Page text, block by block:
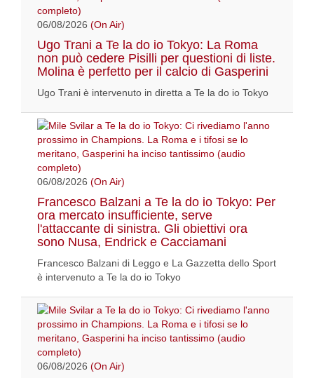
06/08/2026 (On Air)
Ugo Trani a Te la do io Tokyo: La Roma
non può cedere Pisilli per questioni di liste.
Molina è perfetto per il calcio di Gasperini
Ugo Trani è intervenuto in diretta a Te la do io Tokyo
06/08/2026 (On Air)
Francesco Balzani a Te la do io Tokyo: Per
ora mercato insufficiente, serve
l'attaccante di sinistra. Gli obiettivi ora
sono Nusa, Endrick e Cacciamani
Francesco Balzani di Leggo e La Gazzetta dello Sport
è intervenuto a Te la do io Tokyo
06/08/2026 (On Air)